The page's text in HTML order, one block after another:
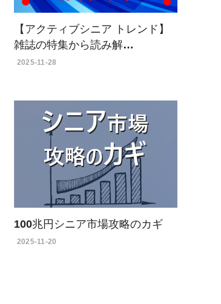
【アクティブシニア トレンド】
雑誌の特集から読み解…
2025-11-28
100兆円シニア市場攻略のカギ
2025-11-20